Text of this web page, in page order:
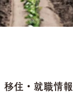
移住・就職情報